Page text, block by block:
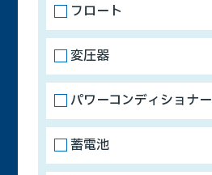
フロート
変圧器
パワーコンディショナー
蓄電池